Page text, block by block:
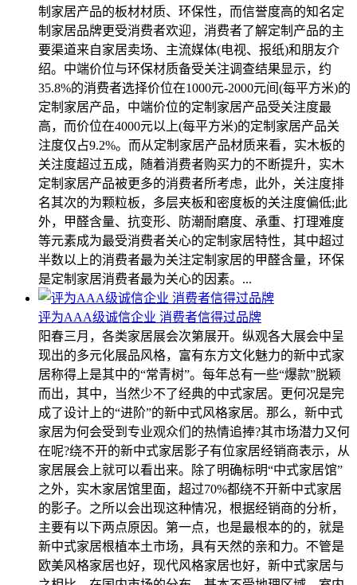
制家居产品的板材材质、环保性，而信誉度高的知名定
制家居品牌更受消费者欢迎，消费者了解定制产品的主
要渠道来自家居卖场、主流媒体(电视、报纸)和朋友介
绍。中端价位与环保材质备受关注调查结果显示，约
35.8%的消费者选择价位在1000元-2000元间(每平方米)的
定制家居产品，中端价位的定制家居产品受关注度最
高，而价位在4000元以上(每平方米)的定制家居产品关
注度仅占9.2%。而从定制家居产品材质来看，实木板的
关注度超过五成，随着消费者购买力的不断提升，实木
定制家居产品被更多的消费者所考虑，此外，关注度排
名其次的为颗粒板，多层夹板和密度板的关注度偏低;此
外，甲醛含量、抗变形、防潮耐磨度、承重、打理难度
等元素成为最受消费者关心的定制家居特性，其中超过
半数以上的消费者最为关注定制家居的甲醛含量，环保
是定制家居消费者最为关心的因素。...
评为AAA级诚信企业 消费者信得过品牌
阳春三月，各类家居展会次第展开。纵观各大展会中呈
现出的多元化展品风格，富有东方文化魅力的新中式家
居称得上是其中的“常青树”。每年总有一些“爆款”脱颖
而出，其中，当然少不了经典的中式家居。更何况是完
成了设计上的“进阶”的新中式风格家居。那么，新中式
家居为何会受到专业观众们的热情追捧?其市场潜力又何
在呢?绕不开的新中式家居影子有位家居经销商表示，从
家居展会上就可以看出来。除了明确标明“中式家居馆”
之外，实木家居馆里面，超过70%都绕不开新中式家居
的影子。之所以会出现这种情况，根据经销商的分析，
主要有以下两点原因。第一点，也是最根本的的，就是
新中式家居根植本土市场，具有天然的亲和力。不管是
欧美风格家居也好，现代风格家居也好，新中式家居与